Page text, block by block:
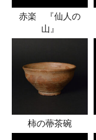
赤楽 『仙人の
山』
柿の蔕茶碗